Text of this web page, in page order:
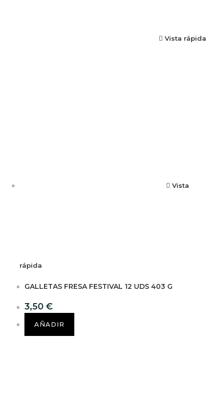
Vista rápida
Vista
rápida
GALLETAS FRESA FESTIVAL 12 UDS 403 G
3,50 €
AÑADIR